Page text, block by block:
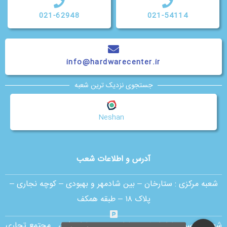
آدرس و اطلاعات شعب
شعبه مرکزی : ستارخان – بین شادمهر و بهبودی – کوچه نجاری –
پلاک ۱۸ – طبقه همکف
021-54114
021-62948
info@hardwarecenter.ir
جستجوی نزدیک ترین شعبه
Neshan